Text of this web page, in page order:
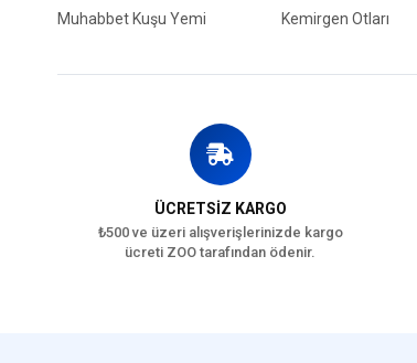
Muhabbet Kuşu Yemi
Kemirgen Otları
ÜCRETSİZ KARGO
₺500 ve üzeri alışverişlerinizde kargo
ücreti ZOO tarafından ödenir.